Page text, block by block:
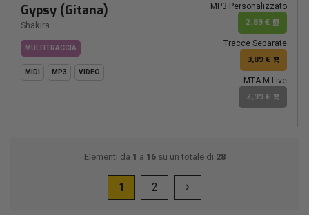
Gypsy (Gitana)
Shakira
MULTITRACCIA
MIDI MP3 VIDEO
MP3 Personalizzato
2,89 €
Tracce Separate
3,89 €
MTA M-Live
2,99 €
Elementi da 1 a 16su un totale di 28
1 2